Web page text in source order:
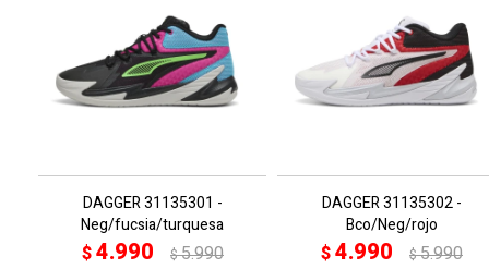
DAGGER 31135301 -
Neg/fucsia/turquesa
$4.990 $5.990
DAGGER 31135302 -
Bco/Neg/rojo
$4.990 $5.990